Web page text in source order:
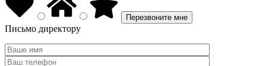
Письмо директору